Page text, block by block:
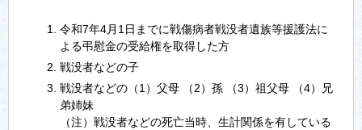
令和7年4月1日までに戦傷病者戦没者遺族等援護法に
よる弔慰金の受給権を取得した方
戦没者などの子
戦没者などの（1）父母 （2）孫 （3）祖父母 （4）兄
弟姉妹
（注）戦没者などの死亡当時、生計関係を有している